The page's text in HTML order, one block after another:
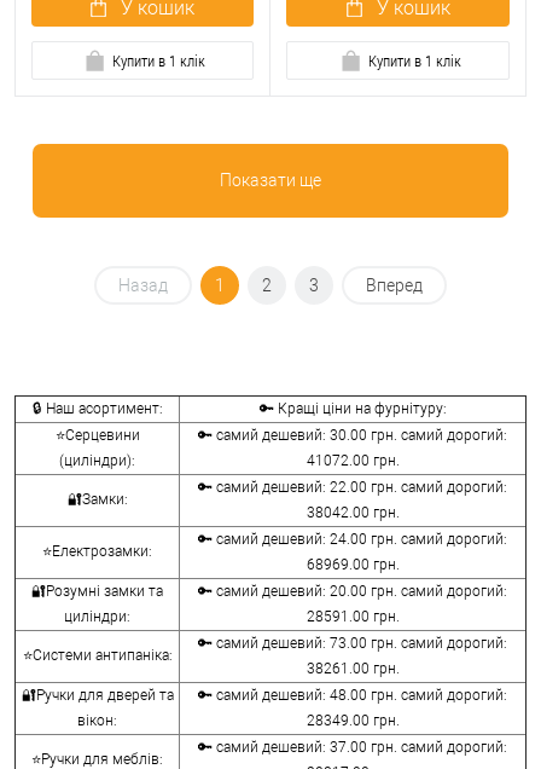
У кошик
Купити в 1 клік
У кошик
Купити в 1 клік
Показати ще
Назад 1 2 3 Вперед
🔒 Наш асортимент:
🔑 Кращі ціни на фурнітуру:
⭐Серцевини
(циліндри):
🔑 самий дешевий: 30.00 грн. самий дорогий:
41072.00 грн.
🔐Замки:
🔑 самий дешевий: 22.00 грн. самий дорогий:
38042.00 грн.
⭐Електрозамки:
🔑 самий дешевий: 24.00 грн. самий дорогий:
68969.00 грн.
🔐Розумні замки та
циліндри:
🔑 самий дешевий: 20.00 грн. самий дорогий:
28591.00 грн.
⭐Системи антипаніка:
🔑 самий дешевий: 73.00 грн. самий дорогий:
38261.00 грн.
🔐Ручки для дверей та
вікон:
🔑 самий дешевий: 48.00 грн. самий дорогий:
28349.00 грн.
⭐Ручки для меблів:
🔑 самий дешевий: 37.00 грн. самий дорогий: